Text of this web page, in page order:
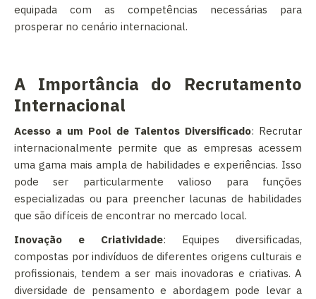
equipada com as competências necessárias para
prosperar no cenário internacional.
A Importância do Recrutamento
Internacional
Acesso a um Pool de Talentos Diversificado: Recrutar
internacionalmente permite que as empresas acessem
uma gama mais ampla de habilidades e experiências. Isso
pode ser particularmente valioso para funções
especializadas ou para preencher lacunas de habilidades
que são difíceis de encontrar no mercado local.
Inovação e Criatividade: Equipes diversificadas,
compostas por indivíduos de diferentes origens culturais e
profissionais, tendem a ser mais inovadoras e criativas. A
diversidade de pensamento e abordagem pode levar a